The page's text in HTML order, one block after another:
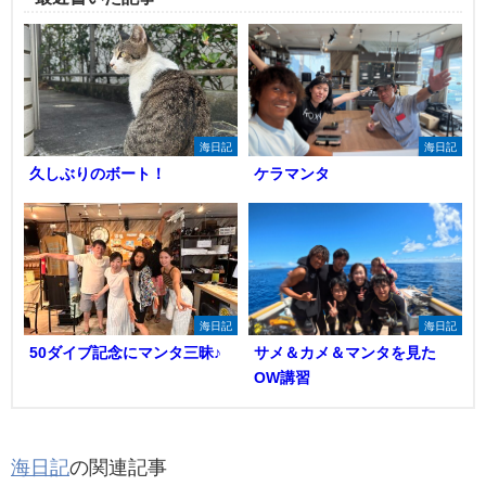
海日記
久しぶりのボート！
海日記
ケラマンタ
海日記
50ダイブ記念にマンタ三昧♪
海日記
サメ＆カメ＆マンタを見た
OW講習
海日記の関連記事